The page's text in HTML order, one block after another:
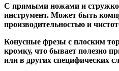
С прямыми ножами и
инструмент. Может быть
производительностью и
Конусные фрезы с плоским
кромку, что бывает полезно
или в других специфических